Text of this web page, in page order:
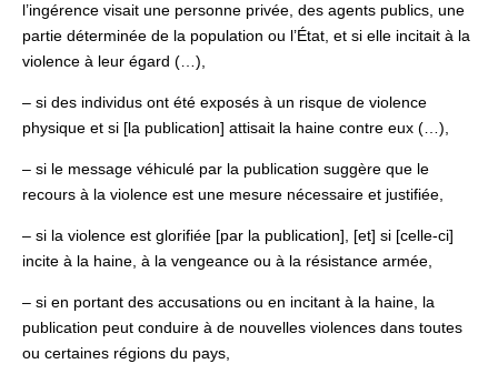
l’ingérence visait une personne privée, des agents publics, une
partie déterminée de la population ou l’État, et si elle incitait à la
violence à leur égard (…),
– si des individus ont été exposés à un risque de violence
physique et si [la publication] attisait la haine contre eux (…),
– si le message véhiculé par la publication suggère que le
recours à la violence est une mesure nécessaire et justifiée,
– si la violence est glorifiée [par la publication], [et] si [celle-ci]
incite à la haine, à la vengeance ou à la résistance armée,
– si en portant des accusations ou en incitant à la haine, la
publication peut conduire à de nouvelles violences dans toutes
ou certaines régions du pays,